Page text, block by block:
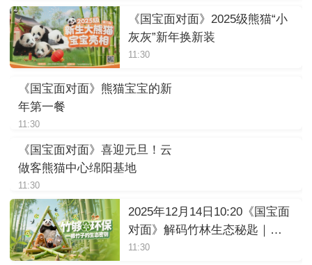
《国宝面对面》2025级熊猫“小
灰灰”新年换新装
11:30
《国宝面对面》熊猫宝宝的新
年第一餐
11:30
《国宝面对面》喜迎元旦！云
做客熊猫中心绵阳基地
11:30
2025年12月14日10:20《国宝面
对面》解码竹林生态秘匙｜竹
够环保
11:30